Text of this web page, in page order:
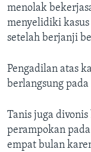
menolak
menyelidiki
setelah berjanji
Pengadilan atas
berlangsung pada
Tanis juga
perampokan
empat bulan